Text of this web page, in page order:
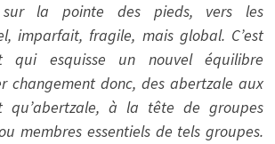
sur la pointe des pieds, vers les
imparfait, fragile, mais global. C’est
esquisse un nouvel équilibre
changement donc, des abertzale aux
qu’abertzale, à la tête de groupes
membres essentiels de tels groupes.